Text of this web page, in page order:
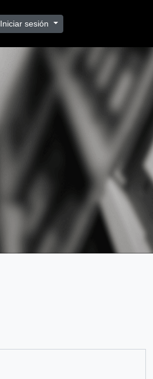
Iniciar sesión